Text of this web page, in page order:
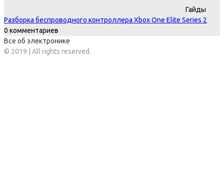
Гайды
Разборка беспроводного контроллера Xbox One Elite Series 2
0 комментариев
Все об электронике
© 2019 | All rights reserved.